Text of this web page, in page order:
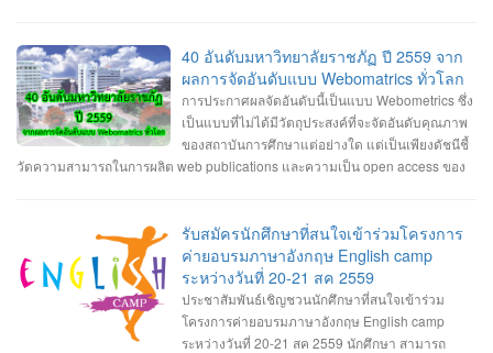
ตอบสนองได้เร็วขึ้น รวมทั้งการใช้งาน eSIM ก็จะแพร่หลายมากขึ้นด้วยเช่นกัน 2. AI
กับหุ่นยนต์ เทคโนโลยี AI นั้นเริ่มถูกนำมาใช้เป็นฟีเจอร์ต่าง ๆ ในมือถือมาสักระยะ
แล้ว และในปี 2020 นี้ก็น่าจะถูกนำไปใช้กับอุปกรณ์อื่น ๆ ที่จะช่วยทำงานแทนมนุษย์
ได้มากขึ้น เช่น โดรนหรือหุ่นยนต์ที่สามารถทำหน้าที่ส่งของหรือทำงานต่าง ๆ ได้
ด้วยตัวเอง โดยไม่ต้องรอคำสั่งการจากมนุษย์ตลอดเวลา นอกจากนี้เครื่องใช้ไฟฟ้า
ในบ้านและอุปกรณ์ต่าง ๆ ในชีวิตประจำวันที่เป็น IoT และมี AI ในตัวก็จะแพร่หลาย
เหล่านี้มาอำนวยความสะดวกในชีวิตประจำวันมากยิ่งขึ้น และใช้แรงงานมนุษย์
น้อยลง เช่น ร้านขายของที่ไม่ต้องมีแคชเชียร์คอยเก็บเงิน ลูกค้าสามารถชำระเงิน
ด้วยตัวเองผ่านเครื่องอัตโนมัติได้เลย 4. บริการสตรีมมิ่งอันดุเดือด ในปี 2020 นี้จะ
เริ่มมีการแข่งขันของบริการสตรีมมิ่งกันมากขึ้น ไม่ว่าจะเป็นบริการฟังเพลงหรือดู
รายการทีวี ทั้งผู้ให้บริการรายเก่าอย่าง Spotify, Apple Music, Netflix และรายใหม่
อย่าง Apple TV+ หรือ Disney+ รวมทั้งในวงการเกมก็ยังมี Google Stadia ที่เริ่มหัน
ขณะนี้คุรุสภาแก้ไขรายละเอียดและเตรียมเสนอร่างพ.ร.บ.สภาครูฯ ฉบับปรับปรุง ให้
ที่ประชุมคณะกรรมการคุรุสภา พิจารณาในวันที่ 29 สิงหาคมนี้ โดยสาระสำคัญที่
ปรับแก้ จะมีปัญหาและอุปสรรคใน 2 ประเด็นใหญ่ คือ ภาพลักษณ์ของกรรมการคุรุ
สภา ไม่ส่งผลต่อประสิทธิภาพการดำเนินงาน ตามภารกิจในฐานะสภาวิชาชีพอย่าง
แต่จริง และมีการดำเนินงานในลักษณะทุจริตทางนโยบาย ซึ่งสาเหตุของปัญหา มา
จากสัดส่วนกรรมการคุรุสภาไม่สมดุล และมีที่มาไม่โปร่งใส รวมถึงยังมีความซ้ำ
คุรุสภาให้เหมาะสม จาก 39 เหลือ 27 คน แต่ยังคงมีตัวแทนจากทุกภาคส่วนตาม
หลักของสภาวิชาชีพ เพิ่มอายุสูงสุดในคุณสมบัติของกรรมการไม่เกิน 70 ปี และยก
เลิกกมว. โดยเพิ่มคณะกรรมการจรรยาบรรณ ทำหน้าที่พิจารณาการประพฤติผิด
จรรยาบรรณของวิชาชีพ และยกเว้นหน้าที่ของคณะกรรมการคุรุสภาในการ
พิจารณาจรรยาบรรณของวิชาชีพ อ่านต่อได้ที่: http://www.kruwandee.com/news-
40 อันดับมหาวิทยาลัยราชภัฏ ปี 2559 จาก
ผลการจัดอันดับแบบ Webomatrics ทั่วโลก
การประกาศผลจัดอันดับนี้เป็นแบบ Webometrics ซึ่ง
เป็นแบบที่ไม่ได้มีวัตถุประสงค์ที่จะจัดอันดับคุณภาพ
ของสถาบันการศึกษาแต่อย่างใด แต่เป็นเพียงดัชนีชี้
วัดความสามารถในการผลิต web publications และความเป็น open access ของ
เรารู้จักกันดี ที่เรียกว่า bibliometric indicators เท่านั้น หรือมองอีกแง่หนึ่งก็คือ วัด
ความสามารถในการเป็น "มหาวิทยาลัยอิเล็กทรอนิกส์ (E-university)" นั่นเอง
รับสมัครนักศึกษาที่สนใจเข้าร่วมโครงการ
ค่ายอบรมภาษาอังกฤษ English camp
ระหว่างวันที่ 20-21 สค 2559
ประชาสัมพันธ์เชิญชวนนักศึกษาที่สนใจเข้าร่วม
โครงการค่ายอบรมภาษาอังกฤษ English camp
ระหว่างวันที่ 20-21 สค 2559 นักศึกษา สามารถ